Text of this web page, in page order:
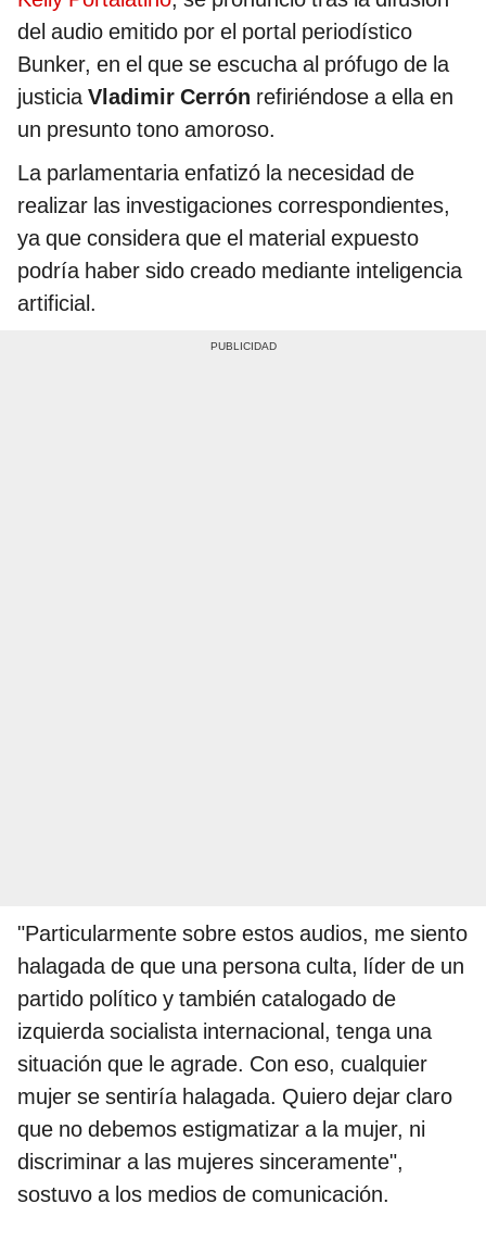
del audio emitido por el portal periodístico
Bunker, en el que se escucha al prófugo de la
justiciaVladimir Cerrón refiriéndose a ella en
un presunto tono amoroso.
La parlamentaria enfatizó la necesidad de
realizar las investigaciones correspondientes,
ya que considera que el material expuesto
podría haber sido creado mediante inteligencia
artificial.
"Particularmente sobre estos audios, me siento
halagada de que una persona culta, líder de un
partido político y también catalogado de
izquierda socialista internacional, tenga una
situación que le agrade. Con eso, cualquier
mujer se sentiría halagada. Quiero dejar claro
que no debemos estigmatizar a la mujer, ni
discriminar a las mujeres sinceramente",
sostuvo a los medios de comunicación.